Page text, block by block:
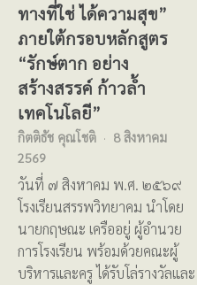
ทางที่ใช่ ได้ความสุข”
ภายใต้กรอบหลักสูตร
“รักษ์ตาก อย่าง
สร้างสรรค์ ก้าวล้ำ
เทคโนโลยี”
กิตติธัช คุณโชติ
8 สิงหาคม
2569
วันที่ ๗ สิงหาคม พ.ศ. ๒๕๖๙
โรงเรียนสรรพวิทยาคม นำโดย
นายกฤษณะ เครืออยู่ ผู้อำนวย
การโรงเรียน พร้อมด้วยคณะผู้
บริหารและครู ได้รับโล่รางวัลและ